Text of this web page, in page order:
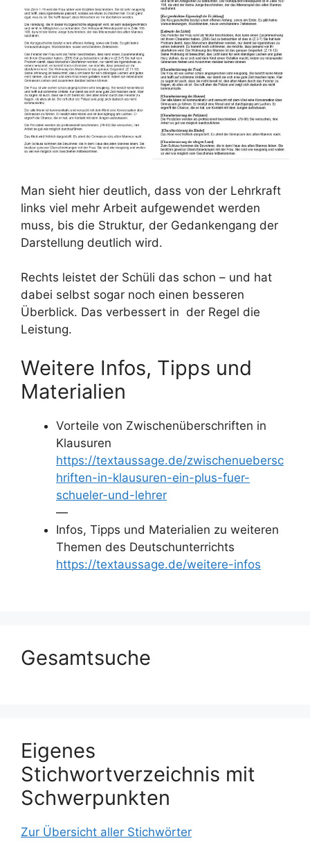
Man sieht hier deutlich, dass von der Lehrkraft
links viel mehr Arbeit aufgewendet werden
muss, bis die Struktur, der Gedankengang der
Darstellung deutlich wird.
Rechts leistet der Schüli das schon – und hat
dabei selbst sogar noch einen besseren
Überblick. Das verbessert in der Regel die
Leistung.
Weitere Infos, Tipps und
Materialien
Vorteile von Zwischenüberschriften in
Klausuren
https://textaussage.de/zwischenuebersc
hriften-in-klausuren-ein-plus-fuer-
schueler-und-lehrer
—
Infos, Tipps und Materialien zu weiteren
Themen des Deutschunterrichts
https://textaussage.de/weitere-infos
Gesamtsuche
Eigenes
Stichwortverzeichnis mit
Schwerpunkten
Zur Übersicht aller Stichwörter